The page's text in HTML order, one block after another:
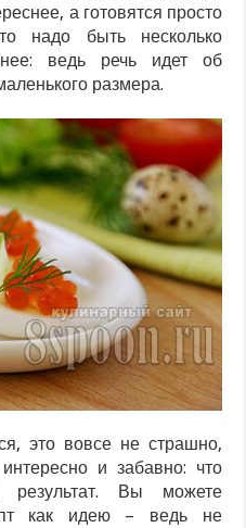
а готовятся просто
надо быть несколько
ведь речь идет об
размера.
это вовсе не страшно,
и забавно: что
результат. Вы можете
как идею – ведь не